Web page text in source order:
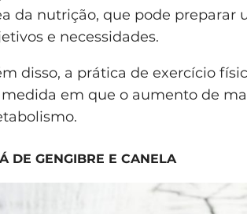
da nutrição, que pode preparar
e necessidades.
disso, a prática de exercício
em que o aumento de
DE GENGIBRE E CANELA